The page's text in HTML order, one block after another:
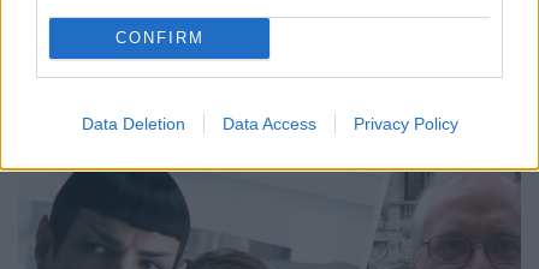
CONFIRM
Data Deletion Data Access Privacy Policy